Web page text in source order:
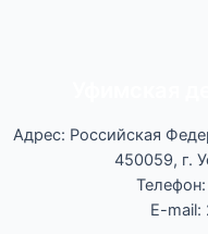
Адрес: Российская
450059, г.
E-mail: